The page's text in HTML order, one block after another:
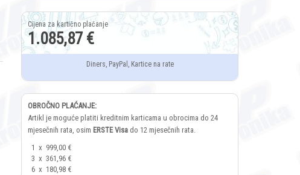
1.085,87 €
Diners, PayPal, Kartice na rate
OBROČNO PLAĆANJE:
Artikl je moguće platiti kreditnim karticama u obrocima do 24
mjesečnih rata, osim ERSTE Visa do 12 mjesečnih rata.
1 x 999,00 €
3 x 361,96 €
6 x 180,98 €